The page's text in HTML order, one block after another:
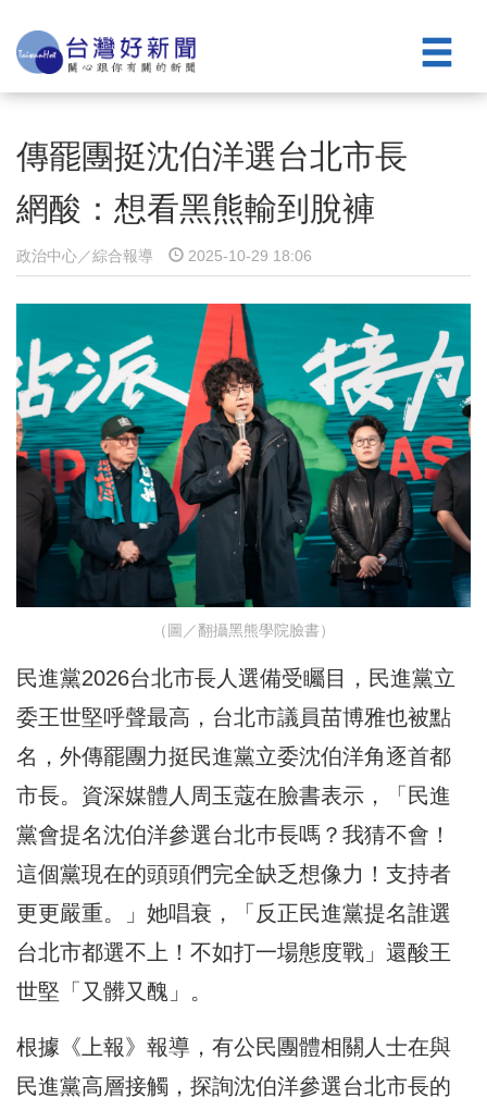
傳罷團挺沈伯洋選台北市長
網酸：想看黑熊輸到脫褲
政治中心／綜合報導 2025-10-29 18:06
（圖／翻攝黑熊學院臉書）
民進黨2026台北市長人選備受矚目，民進黨立
委王世堅呼聲最高，台北市議員苗博雅也被點
名，外傳罷團力挺民進黨立委沈伯洋角逐首都
市長。資深媒體人周玉蔻在臉書表示，「民進
黨會提名沈伯洋參選台北巿長嗎？我猜不會！
這個黨現在的頭頭們完全缺乏想像力！支持者
更更嚴重。」她唱衰，「反正民進黨提名誰選
台北市都選不上！不如打一場態度戰」還酸王
世堅「又髒又醜」。
根據《上報》報導，有公民團體相關人士在與
民進黨高層接觸，探詢沈伯洋參選台北市長的